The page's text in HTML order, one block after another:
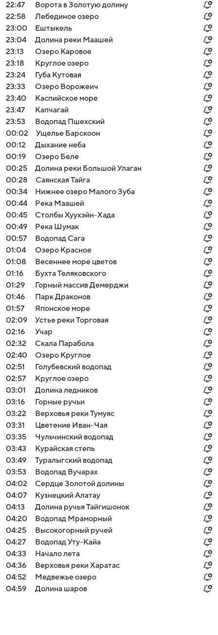
22:47
Ворота в Золотую долину
22:58
Лебединое озеро
23:00
Ештыкель
23:04
Долина реки Маашей
23:13
Озеро Каровое
23:18
Круглое озеро
23:24
Губа Кутовая
23:33
Озеро Ворожеич
23:40
Каспийское море
23:47
Капчагай
23:53
Водопад Пшехский
00:02
Ущелье Барскоон
00:12
Дыхание неба
00:19
Озеро Беле
00:25
Долина реки Большой Улаган
00:28
Саянская Тайга
00:34
Нижнее озеро Малого Зуба
00:44
Река Маашей
00:45
Столбы Хуухэйн-Хада
00:49
Река Шумак
00:57
Водопад Сага
01:04
Озеро Красное
01:08
Весеннее море цветов
01:16
Бухта Теляковского
01:29
Горный массив Демерджи
01:46
Парк Драконов
01:57
Японское море
02:09
Устье реки Торговая
02:16
Учар
02:32
Скала Парабола
02:40
Озеро Круглое
02:51
Голубевский водопад
02:57
Круглое озеро
03:01
Долина ледников
03:16
Горные ручьи
03:22
Верховья реки Тумуяс
03:31
Цветение Иван-Чая
03:35
Чульчинский водопад
03:43
Курайская степь
03:49
Туралыгский водопад
03:53
Водопад Вучарах
04:02
Сердце Золотой долины
04:07
Кузнецкий Алатау
04:13
Долина ручья Тайгишонок
04:20
Водопад Мраморный
04:25
Высокогорный ручей
04:27
Водопад Уту-Кайа
04:33
Начало лета
04:36
Верховья реки Харатас
04:52
Медвежье озеро
04:59
Долина шаров